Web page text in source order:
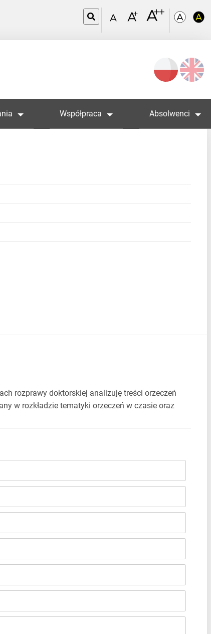
Wybierz
język
Współpraca Absolwenci
rozprawy doktorskiej analizuję treści orzeczeń
w rozkładzie tematyki orzeczeń w czasie oraz